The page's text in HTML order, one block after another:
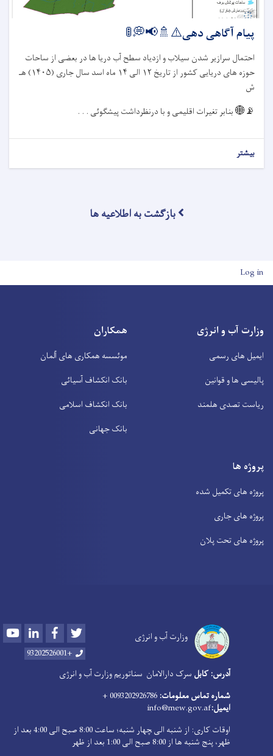
پیام آگاهی دهی⚠️🚿📢💭🚦
احتمال سرازیر شدن سیلاب و ازدیاد سطح آب دریا ها در بعضی از ساحات
حوزه های دریایی کشور از تاریخ ۱۲ الی ۱۴ ماه اسد سال جاری (۱۴۰۵) هـ
ش
📡🌐بنابر تغیرات اقلیمی و با درنظرداشت پیشگوئی . . .
بیشتر
بازگشت به اطلاعیه ها
User account menu
Log in
وزارت آب و انرژی
ایمیل های رسمی
پالیسی ها و قوانین
ریاست تصدی هلمند
همکاران
موئسسه همکاری های آلمان
بانک انکشاف آسیائی
بانک انکشاف اسلامی
بانک جهانی
پروژه ها
پروژه های تکمیل شده
پروژه های جاری
پروژه های تحت پلان
وزارت آب و انرژی YoutubeLinkedInFacebook
+93202526001
آدرس: کابل سرک دارالامان سناتوریم وزارت آب و انرژی
شماره تماس معلومات:
ایمیل:info@mew.gov.af
اوقات کاری: از شنبه الی ‍چهار شنبه؛ ساعت 8:00 صبح الی 4:00 بعد از
ظهر، پنج شنبه ها از 8:00 صبح الی 1:00 بعد از ظهر